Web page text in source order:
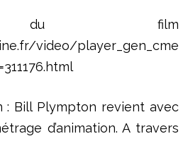
du film
video/player_gen_cme
: Bill Plympton revient avec
d’animation. A travers